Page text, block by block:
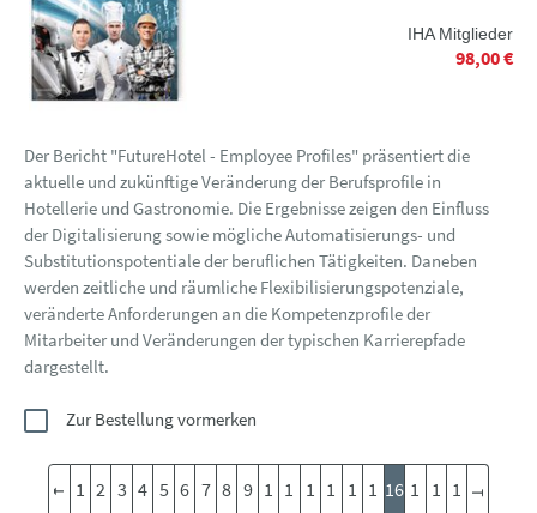
IHA Mitglieder
98,00 €
Der Bericht "FutureHotel - Employee Profiles" präsentiert die
aktuelle und zukünftige Veränderung der Berufsprofile in
Hotellerie und Gastronomie. Die Ergebnisse zeigen den Einfluss
der Digitalisierung sowie mögliche Automatisierungs- und
Substitutionspotentiale der beruflichen Tätigkeiten. Daneben
werden zeitliche und räumliche Flexibilisierungspotenziale,
veränderte Anforderungen an die Kompetenzprofile der
Mitarbeiter und Veränderungen der typischen Karrierepfade
dargestellt.
Zur Bestellung vormerken
1 2 3 4 5 6 7 8 9 1
1
1
1
1
1 16 1
1
1